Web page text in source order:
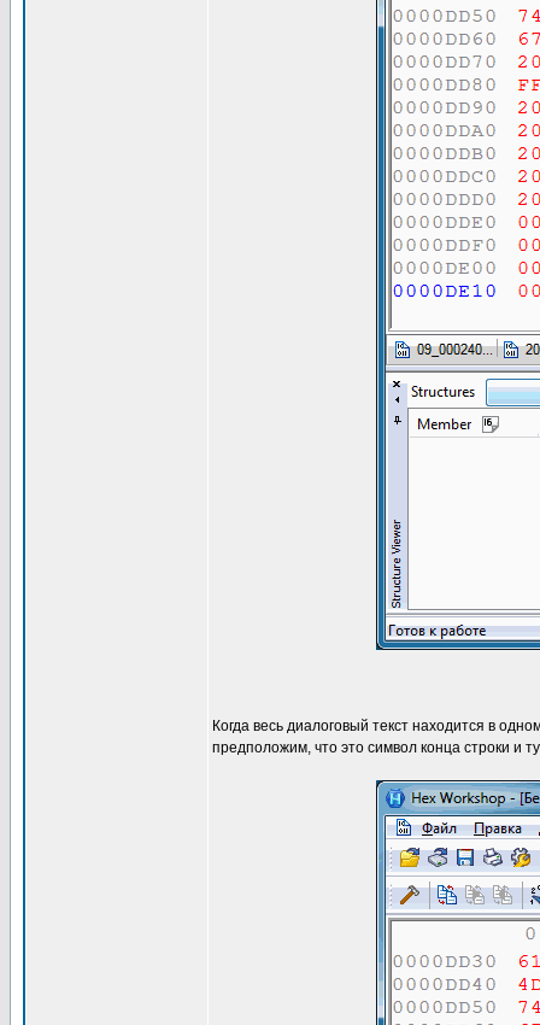
Когда весь диалоговый текст находится в
предположим, что это символ конца строки и